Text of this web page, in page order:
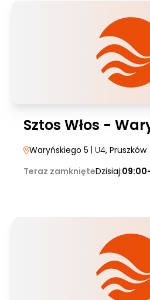
Sztos Włos -
Waryńskiego 5 | U4, Pruszków
Teraz zamknięteDzisiaj: